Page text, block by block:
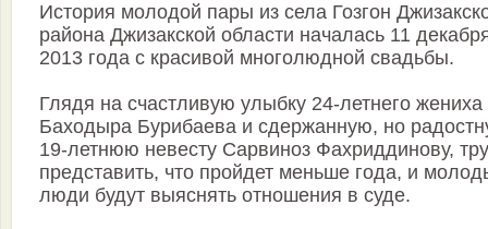
История молодой пары из села Гозгон
района Джизакской области началась 11
2013 года с красивой многолюдной свадьбы.
Глядя на счастливую улыбку 24-летнего жениха
Баходыра Бурибаева и сдержанную, но
19-летнюю невесту Сарвиноз Фахриддинову,
представить, что пройдет меньше года, и
люди будут выяснять отношения в суде.